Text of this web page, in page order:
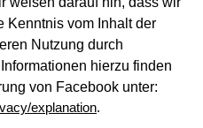
Kenntnis vom Inhalt der
Nutzung durch
hierzu finden
von Facebook unter:
explanation.